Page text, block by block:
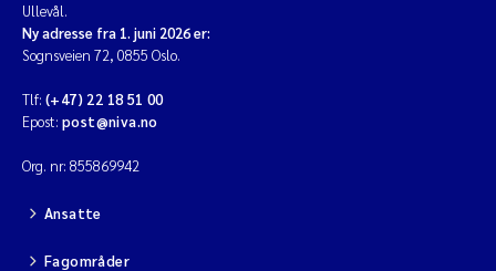
Ullevål.
Ny adresse fra 1. juni 2026 er:
Sognsveien 72, 0855 Oslo.
Tlf: (+47) 22 18 51 00
Epost: post@niva.no
Org. nr: 855869942
Ansatte
Fagområder